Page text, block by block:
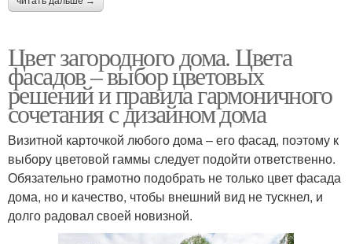
Цвет загородного дома. Цвета
фасадов – выбор цветовых
решений и правила гармоничного
сочетания с дизайном дома
Визитной карточкой любого дома – его фасад, поэтому к
выбору цветовой гаммы следует подойти ответственно.
Обязательно грамотно подобрать не только цвет фасада
дома, но и качество, чтобы внешний вид не тускнел, и
долго радовал своей новизной.